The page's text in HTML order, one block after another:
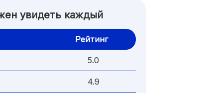
увидеть каждый
Рейтинг
5.0
4.9